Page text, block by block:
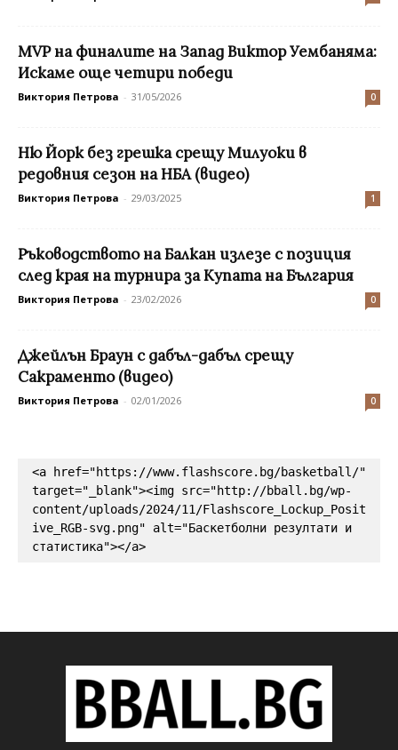
MVP на финалите на Запад Виктор Уембаняма:
Искаме още четири победи
Виктория Петрова - 31/05/2026 0
Ню Йорк без грешка срещу Милуоки в
редовния сезон на НБА (видео)
Виктория Петрова - 29/03/2025 1
Ръководството на Балкан излезе с позиция
след края на турнира за Купата на България
Виктория Петрова - 23/02/2026 0
Джейлън Браун с дабъл-дабъл срещу
Сакраменто (видео)
Виктория Петрова - 02/01/2026 0
<a href="https://www.flashscore.bg/basketball/"
target="_blank"><img src="http://bball.bg/wp-
content/uploads/2024/11/Flashscore_Lockup_Posit
ive_RGB-svg.png" alt="Баскетболни резултати и
статистика"></a>